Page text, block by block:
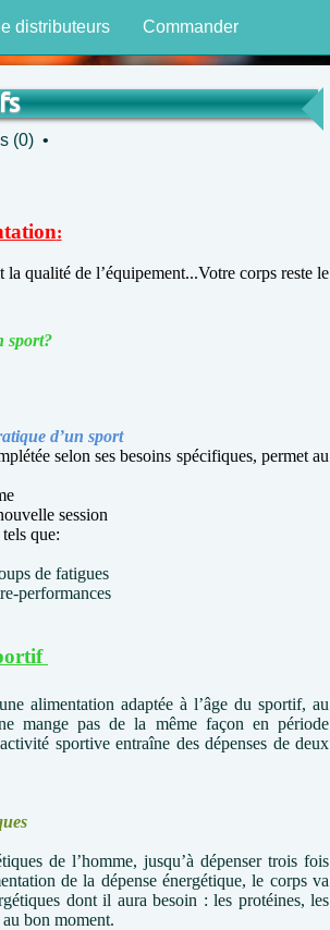
distributeurs Commander
(0) •
:
qualité de l’équipement...Votre corps reste le
sport?
d’un sport
selon ses besoins spécifiques, permet au
session
que:
de fatigues
performances
alimentation adaptée à l’âge du sportif, au
mange pas de la même façon en période
sportive entraîne des dépenses de deux
de l’homme, jusqu’à dépenser trois fois
de la dépense énergétique, le corps va
dont il aura besoin : les protéines, les
bon moment.